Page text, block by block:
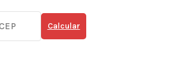
Calcular